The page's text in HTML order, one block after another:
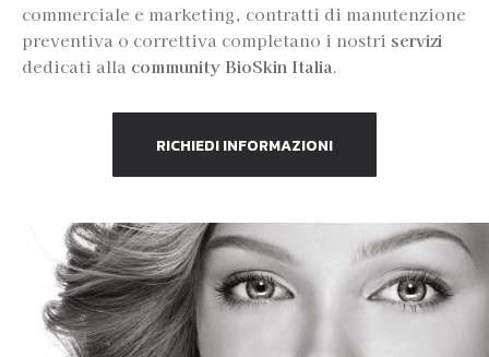
commerciale e marketing, contratti di manutenzione
preventiva o correttiva completano i nostri servizi
dedicati alla community BioSkin Italia.
RICHIEDI INFORMAZIONI